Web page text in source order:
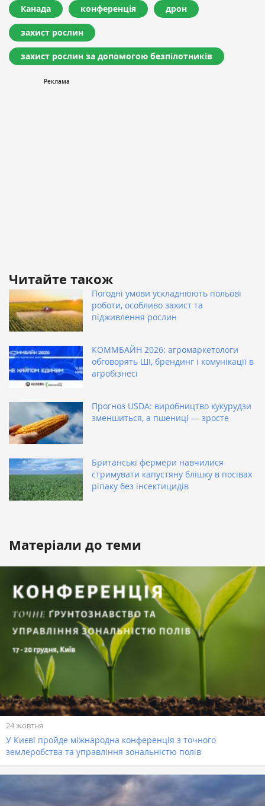
Канада конференція дрон
захист рослин
захист рослин за допомогою безпілотників
Читайте також
Погодні умови ускладнюють польові
роботи, особливо захист та
підживлення рослин
КОММБАЙН 2026: агромаркетологи
обговорять ШІ, брендинг і комунікації в
агробізнесі
Прогноз USDA: виробництво кукурудзи
зменшиться, а пшениці — зросте
Британські фермери навчилися
стримувати капустяну блішку в посівах
ріпаку без інсектицидів
Матеріали до теми
24 жовтня
У Києві пройде міжнародна конференція з точного
землеробства та управління зональністю полів